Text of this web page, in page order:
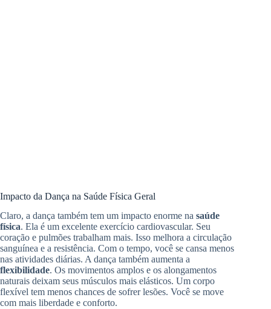
Impacto da Dança na Saúde Física Geral
Claro, a dança também tem um impacto enorme na saúde
física. Ela é um excelente exercício cardiovascular. Seu
coração e pulmões trabalham mais. Isso melhora a circulação
sanguínea e a resistência. Com o tempo, você se cansa menos
nas atividades diárias. A dança também aumenta a
flexibilidade. Os movimentos amplos e os alongamentos
naturais deixam seus músculos mais elásticos. Um corpo
flexível tem menos chances de sofrer lesões. Você se move
com mais liberdade e conforto.